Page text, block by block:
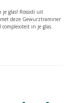
glas! Rossidi uit
deze Gewurztraminer
complexiteit in je glas.